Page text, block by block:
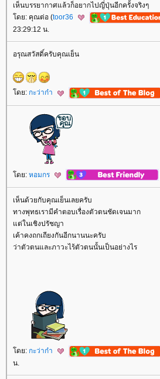
เห็นบรรยากาศแล้วก็อยากไปญี่ปุ่นอีกครั้งจริงๆ
ดย: คุณต่อ (toor36
23:29:12 น.
อรุณสวัสดิ์ครับคุณเย็น
ดย: กะว่าก๋า
ดย: หอมกร
เห็นด้วยกับคุณเย็นเลยครับ
ทางพุทธเรามีคำตอบเรื่องตัวตนชัดเจนมาก
ต่ในเชิงปรัชญา
เค้าคงถกเถียงกันอีกนานนะครับ
ว่าตัวตนและภาวะไร้ตัวตนนั้นเป็นอย่างไร
ดย: กะว่าก๋า
น.